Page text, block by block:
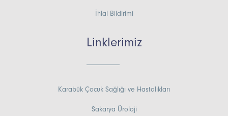
İhlal Bildirimi
Linklerimiz
Karabük Çocuk Sağlığı ve Hastalıkları
Sakarya Üroloji